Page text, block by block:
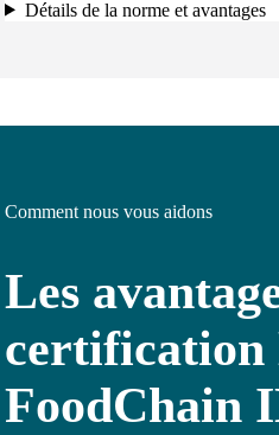
Détails de la norme et avantages
Comment nous vous aidons
Les
certification
FoodChain